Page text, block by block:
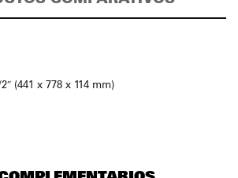
(441 x 778 x 114 mm)